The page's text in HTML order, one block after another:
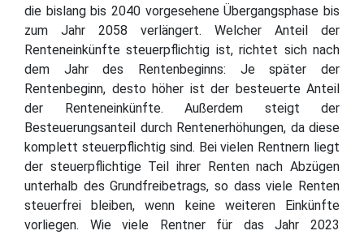
die bislang bis 2040 vorgesehene Übergangsphase bis
zum Jahr 2058 verlängert. Welcher Anteil der
Renteneinkünfte steuerpflichtig ist, richtet sich nach
dem Jahr des Rentenbeginns: Je später der
Rentenbeginn, desto höher ist der besteuerte Anteil
der Renteneinkünfte. Außerdem steigt der
Besteuerungsanteil durch Rentenerhöhungen, da diese
komplett steuerpflichtig sind. Bei vielen Rentnern liegt
der steuerpflichtige Teil ihrer Renten nach Abzügen
unterhalb des Grundfreibetrags, so dass viele Renten
steuerfrei bleiben, wenn keine weiteren Einkünfte
vorliegen. Wie viele Rentner für das Jahr 2023